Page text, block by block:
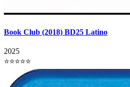
Book Club (2018) BD25 Latino
2025
⭐⭐⭐⭐⭐